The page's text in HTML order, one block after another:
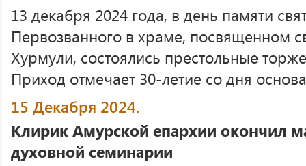
13 декабря 2024 года, в день памяти
Первозванного в храме, посвященном
Хурмули, состоялись престольные
Приход отмечает 30-летие со дня
15 Декабря 2024.
Клирик Амурской епархии окончил
духовной семинарии